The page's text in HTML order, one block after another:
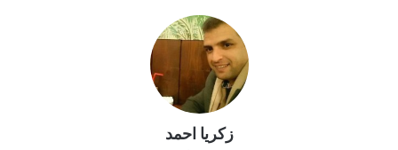
زكريا احمد